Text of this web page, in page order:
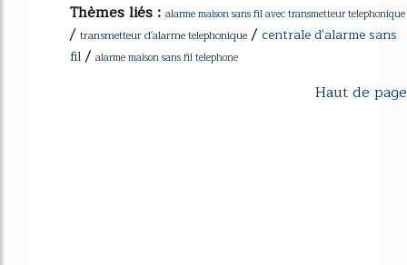
Thèmes liés : alarme maison sans fil avec transmetteur telephonique
/ transmetteur d'alarme telephonique / centrale d'alarme sans
fil/ alarme maison sans fil telephone
Haut de page